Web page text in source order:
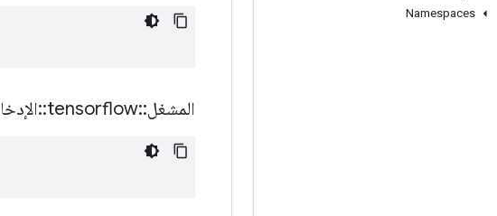
Namespaces
المشغل::
tensorflow
::